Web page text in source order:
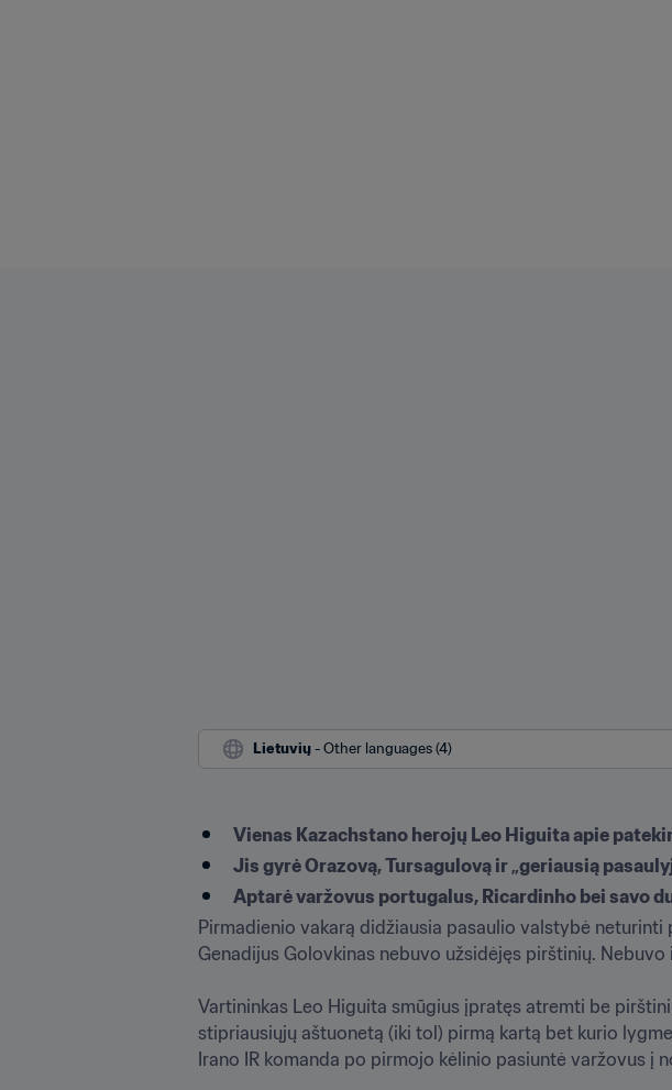
Lietuvių - Other languages (4)
Vienas Kazachstano herojų Leo Higuita apie
Jis gyrė Orazovą, Tursagulovą ir „geriausią
Aptarė varžovus portugalus, Ricardinho bei savo
Pirmadienio vakarą didžiausia pasaulio valstybė
Genadijus Golovkinas nebuvo užsidėjęs pirštinių.
Vartininkas Leo Higuita smūgius įpratęs atremti be
stipriausiųjų aštuonetą (iki tol) pirmą kartą bet kurio
Irano IR komanda po pirmojo kėlinio pasiuntė varžovus į